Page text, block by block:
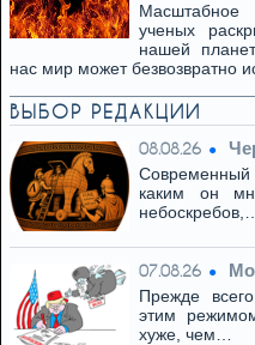
Масштабное
ученых
нашей
нас мир может безвозвратно
ВЫБОР РЕДАКЦИИ
08.08.26
каким он
небоскребов,…
07.08.26
Прежде
этим
хуже, чем…